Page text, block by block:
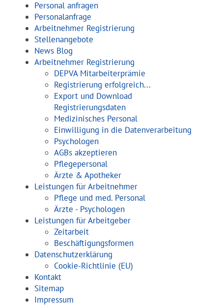
Personal anfragen
Personalanfrage
Arbeitnehmer Registrierung
Stellenangebote
News Blog
Arbeitnehmer Registrierung
DEPVA Mitarbeiterprämie
Registrierung erfolgreich...
Export und Download
Registrierungsdaten
Medizinisches Personal
Einwilligung in die Datenverarbeitung
Psychologen
AGBs akzeptieren
Pflegepersonal
Ärzte & Apotheker
Leistungen für Arbeitnehmer
Pflege und med. Personal
Ärzte - Psychologen
Leistungen für Arbeitgeber
Zeitarbeit
Beschäftigungsformen
Datenschutzerklärung
Cookie-Richtlinie (EU)
Kontakt
Sitemap
Impressum